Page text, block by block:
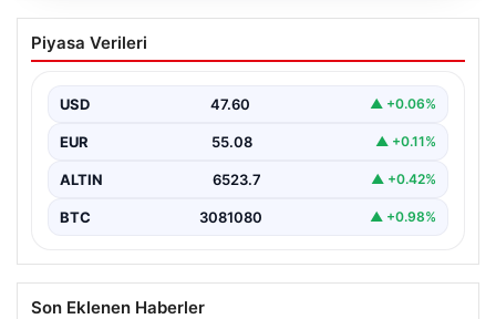
Dokuz Şehir İçin Yüksek Orman Yangını
Uyarısı: Bugün ve Yarın Kritik Günler
kesimlerinde yer alan toplam dokuz şehri yüksek…
Piyasa Verileri
USD 47.60 ▲ +0.06%
EUR 55.08 ▲ +0.11%
ALTIN 6523.7 ▲ +0.42%
BTC 3081080 ▲ +0.98%
Son Eklenen Haberler